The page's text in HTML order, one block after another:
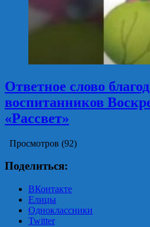
Ответное слово
воспитанников
«Рассвет»
Просмотров (92)
Поделиться:
ВКонтакте
Елицы
Одноклассники
Twitter